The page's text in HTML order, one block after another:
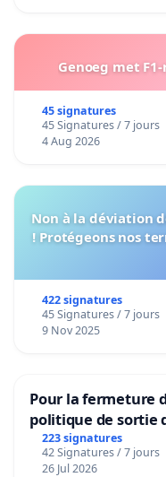
Genoeg met
45 signatures
45 Signatures / 7 jours
4 Aug 2026
Non à la déviation
! Protégeons nos
422 signatures
45 Signatures / 7 jours
9 Nov 2025
Pour la fermeture
politique de sortie
223 signatures
42 Signatures / 7 jours
26 Jul 2026